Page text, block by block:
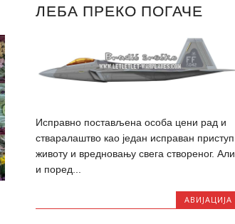
ЛЕБА ПРЕКО ПОГАЧЕ
Исправно постављена особа цени рад и
стваралаштво као један исправан приступ
животу и вредновању свега створеног. Али
и поред...
АВИЈАЦИЈА